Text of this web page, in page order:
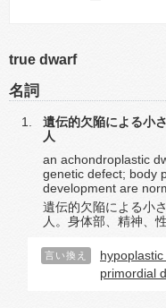
true dwarf
名詞
遺伝的欠陥による小
人
an achondroplastic
genetic defect; body
development are
遺伝的欠陥による小
人。身体部、精神、
言い換え
primordial